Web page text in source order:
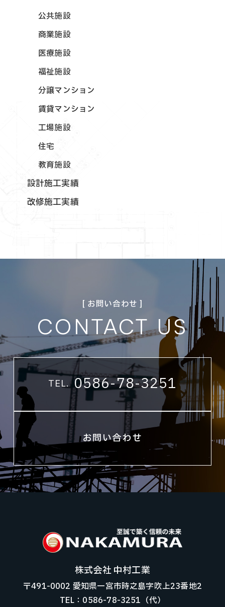
公共施設
商業施設
医療施設
福祉施設
分譲マンション
賃貸マンション
工場施設
住宅
教育施設
設計施工実績
改修施工実績
[ お問い合わせ ]
CONTACT US
TEL. 0586-78-3251
お問い合わせ
株式会社 中村工業
〒491-0002 愛知県一宮市時之島字吹上23番地2
TEL：0586-78-3251（代）